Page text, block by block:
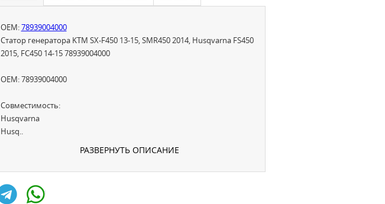
OEM:78939004000
Статор генератора KTM SX-F450 13-15, SMR450 2014, Husqvarna FS450
2015, FC450 14-15 78939004000
OEM: 78939004000
Совместимость:
Husqvarna
Husq..
РАЗВЕРНУТЬ ОПИСАНИЕ